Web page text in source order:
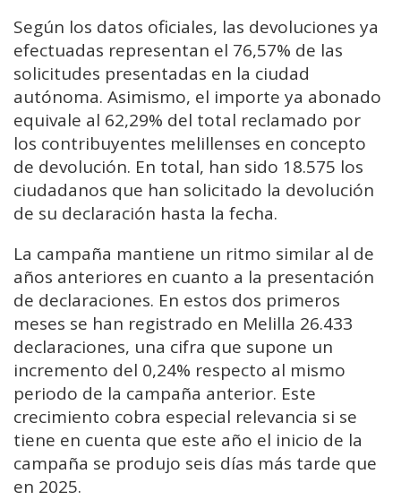
Según los datos oficiales, las devoluciones ya
efectuadas representan el 76,57% de las
solicitudes presentadas en la ciudad
autónoma. Asimismo, el importe ya abonado
equivale al 62,29% del total reclamado por
los contribuyentes melillenses en concepto
de devolución. En total, han sido 18.575 los
ciudadanos que han solicitado la devolución
de su declaración hasta la fecha.
La campaña mantiene un ritmo similar al de
años anteriores en cuanto a la presentación
de declaraciones. En estos dos primeros
meses se han registrado en Melilla 26.433
declaraciones, una cifra que supone un
incremento del 0,24% respecto al mismo
periodo de la campaña anterior. Este
crecimiento cobra especial relevancia si se
tiene en cuenta que este año el inicio de la
campaña se produjo seis días más tarde que
en 2025.